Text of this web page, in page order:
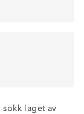
laget av